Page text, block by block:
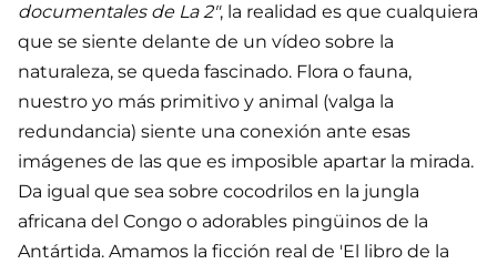
documentales de La 2", la realidad es que cualquiera
que se siente delante de un vídeo sobre la
naturaleza, se queda fascinado. Flora o fauna,
nuestro yo más primitivo y animal (valga la
redundancia) siente una conexión ante esas
imágenes de las que es imposible apartar la mirada.
Da igual que sea sobre cocodrilos en la jungla
africana del Congo o adorables pingüinos de la
Antártida. Amamos la ficción real de 'El libro de la